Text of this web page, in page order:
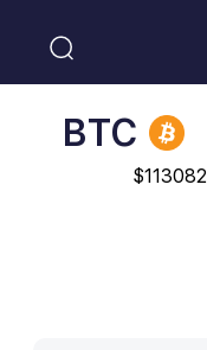
BNB
$870.47
BTC
$113082